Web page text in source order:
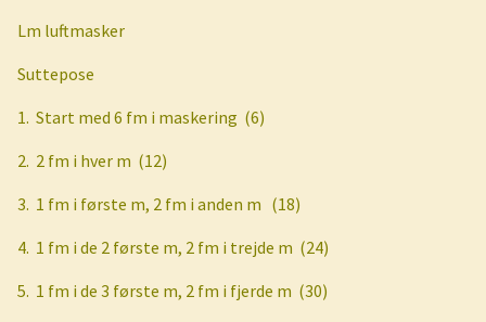
Lm luftmasker
Suttepose
1. Start med 6 fm i maskering (6)
2. 2 fm i hver m (12)
3. 1 fm i første m, 2 fm i anden m (18)
4. 1 fm i de 2 første m, 2 fm i trejde m (24)
5. 1 fm i de 3 første m, 2 fm i fjerde m (30)